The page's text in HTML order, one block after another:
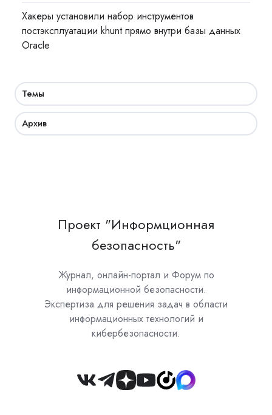
Хакеры установили набор инструментов
постэксплуатации khunt прямо внутри базы данных
Oracle
Темы
Архив
Проект "Информционная
безопасность"
Журнал, онлайн-портал и Форум по
информационной безопасности.
Экспертиза для решения задач в области
информационных технологий и
кибербезопасности.
Join